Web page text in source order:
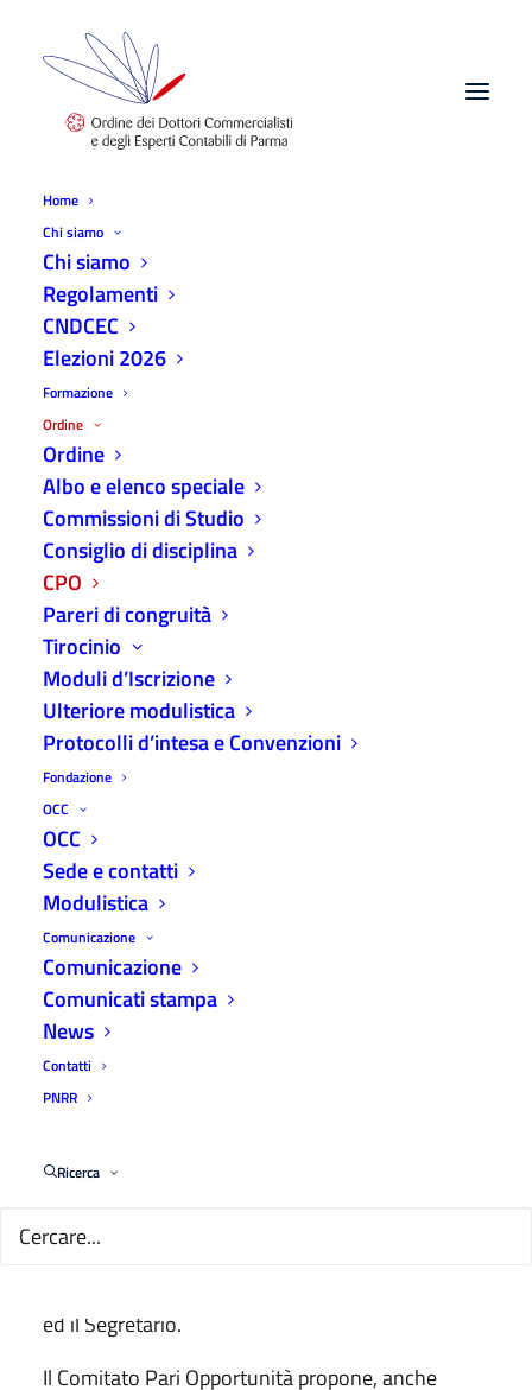
Home
Chi siamo
Chi siamo
Regolamenti
CNDCEC
Elezioni 2026
Formazione
Ordine
Ordine
Albo e elenco speciale
Commissioni di Studio
Consiglio di disciplina
CPO
Pareri di congruità
Tirocinio
Moduli d’Iscrizione
Ulteriore modulistica
Protocolli d’intesa e Convenzioni
Fondazione
OCC
OCC
Sede e contatti
Modulistica
Comunicazione
Comunicazione
Comunicati stampa
News
Contatti
PNRR
Ricerca
Albo ed elenco speciale
Commissioni di Studio
Consiglio di disciplina
CPO
Pareri di congruità
Tirocinio
Moduli d’Iscrizione e di cancellazione
Ulteriore modulistica
Protocolli d’intesa e Convenzioni
PNRR
CPO
Comitato Pari Opportunità
In applicazione della normativa nazionale ed
europea in materia di pari opportunità, presso
ogni Ordine territoriale viene istituito il Comitato
Pari Opportunità, che dura in carica quattro anni.
Il CPO dell’Ordine di Parma è Costituito da sette
uno, con funzioni di Presidente, designato dal
ed il Segretario.
Il Comitato Pari Opportunità propone, anche